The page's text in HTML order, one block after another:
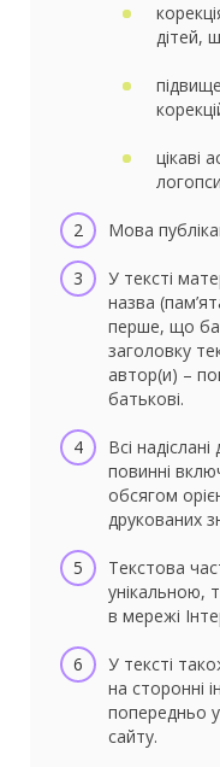
дітей,
цікаві
Мова
У тексті
назва
перше, що
заголовку
автор(и) –
батькові.
Всі
повинні
обсягом
друкованих
Текстова
унікальною,
в мережі
У тексті
на сторонні
попередньо
сайту.